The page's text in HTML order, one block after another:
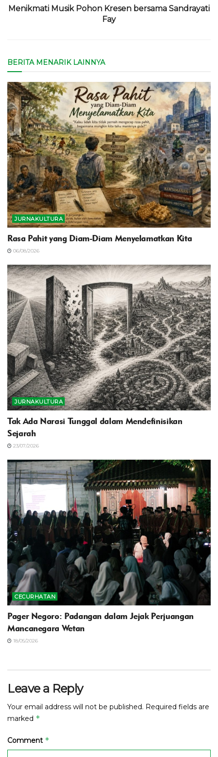
Menikmati Musik Pohon Kresen bersama Sandrayati
Fay
BERITA MENARIK LAINNYA
JURNAKULTURA
Rasa Pahit yang Diam-Diam Menyelamatkan Kita
06/08/2026
JURNAKULTURA
Tak Ada Narasi Tunggal dalam Mendefinisikan
Sejarah
23/07/2026
CECURHATAN
Pager Negoro: Padangan dalam Jejak Perjuangan
Mancanegara Wetan
18/05/2026
Leave a Reply
Your email address will not be published. Required fields are
marked *
Comment *